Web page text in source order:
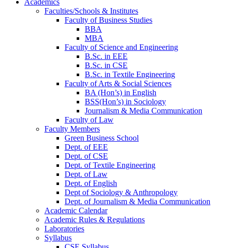
Faculties/Schools & Institutes
Faculty of Business Studies
BBA
MBA
Faculty of Science and Engineering
B.Sc. in EEE
B.Sc. in CSE
B.Sc. in Textile Engineering
Faculty of Arts & Social Sciences
BA (Hon’s) in English
BSS(Hon’s) in Sociology
Journalism & Media Communication
Faculty of Law
Faculty Members
Green Business School
Dept. of EEE
Dept. of CSE
Dept. of Textile Engineering
Dept. of Law
Dept. of English
Dept of Sociology & Anthropology
Dept. of Journalism & Media Communication
Academic Calendar
Academic Rules & Regulations
Laboratories
Syllabus